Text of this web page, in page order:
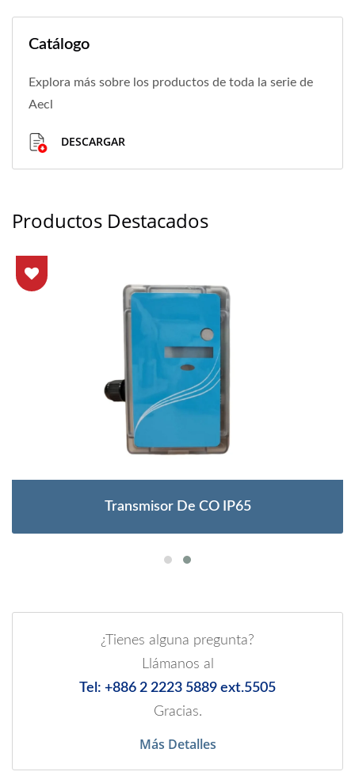
Catálogo
Explora más sobre los productos de toda la serie de
Aecl
DESCARGAR
Productos Destacados
Transmisor De CO IP65
¿Tienes alguna pregunta?
Llámanos al
Tel: +886 2 2223 5889 ext.5505
Gracias.
Más Detalles